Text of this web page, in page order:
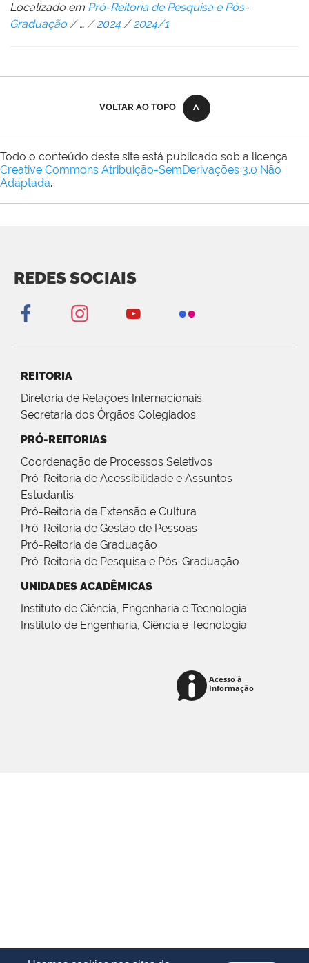
Localizado em Pró-Reitoria de Pesquisa e Pós-
Graduação /… /2024 /2024/1
VOLTAR AO TOPO
Todo o conteúdo deste site está publicado sob a licença
Creative Commons Atribuição-SemDerivações 3.0 Não
Adaptada.
REDES SOCIAIS
REITORIA
Diretoria de Relações Internacionais
Secretaria dos Órgãos Colegiados
PRÓ-REITORIAS
Coordenação de Processos Seletivos
Pró-Reitoria de Acessibilidade e Assuntos
Estudantis
Pró-Reitoria de Extensão e Cultura
Pró-Reitoria de Gestão de Pessoas
Pró-Reitoria de Graduação
Pró-Reitoria de Pesquisa e Pós-Graduação
UNIDADES ACADÊMICAS
Instituto de Ciência, Engenharia e Tecnologia
Instituto de Engenharia, Ciência e Tecnologia